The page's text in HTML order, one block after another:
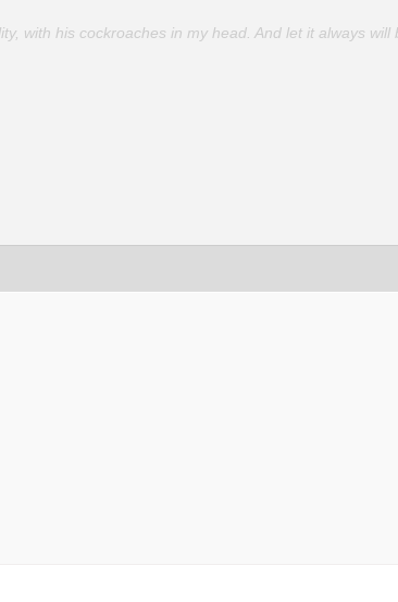
with his cockroaches in my head. And let it always will